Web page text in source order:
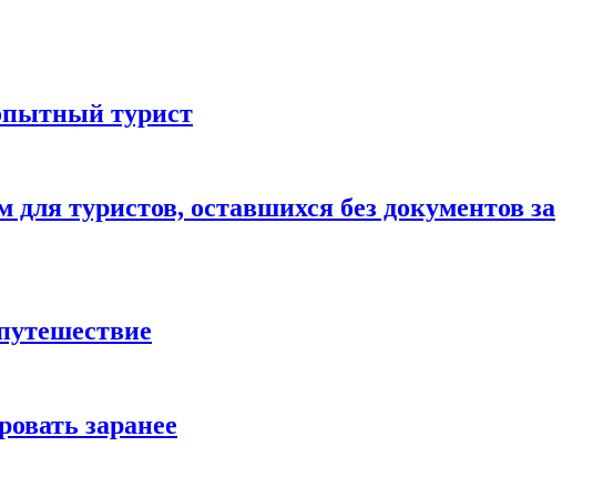
турист
туристов, оставшихся без документов за
заранее